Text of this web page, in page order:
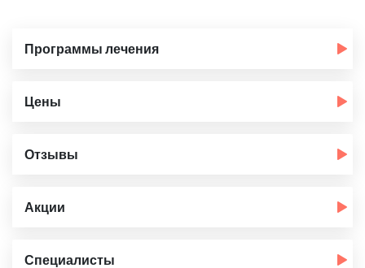
Программы лечения
Цены
Отзывы
Акции
Специалисты